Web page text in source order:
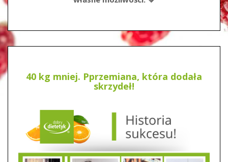
40 kg mniej. Pprzemiana, która dodała
skrzydeł!